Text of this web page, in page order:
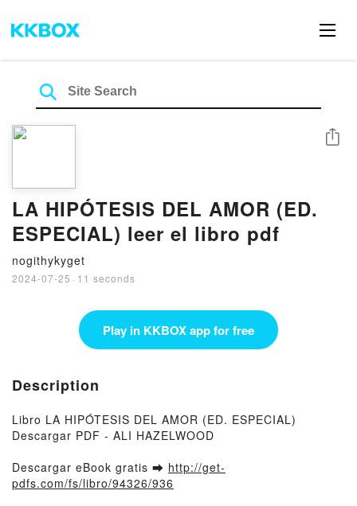
LA HIPÓTESIS DEL AMOR (ED.
ESPECIAL) leer el libro pdf
nogithykyget
2024-07-25 · 11 seconds
Share
Play in KKBOX app for free
Description
Libro LA HIPÓTESIS DEL AMOR (ED. ESPECIAL)
Descargar PDF - ALI HAZELWOOD
Descargar eBook gratis ➡ http://get-
pdfs.com/fs/libro/94326/936